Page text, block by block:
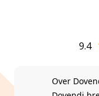
9.4
Over